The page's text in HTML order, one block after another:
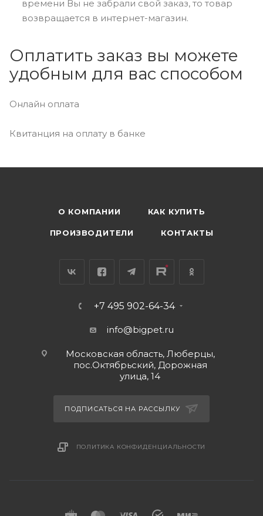
времени Вы не забрали свой заказ, то товар
возвращается в интернет-магазин.
Оплатить заказ вы можете
удобным для вас способом
Онлайн оплата
Квитанция на оплату в банке
О КОМПАНИИ КАК КУПИТЬ
ПРОИЗВОДИТЕЛИ КОНТАКТЫ
+7 495 902-64-34
info@bigpet.ru
Московская область, Люберцы,
пос.Октябрьский, Дорожная
улица, 14
ПОДПИСАТЬСЯ НА РАССЫЛКУ
ПОЛИТИКА КОНФИДЕНЦИАЛЬНОСТИ